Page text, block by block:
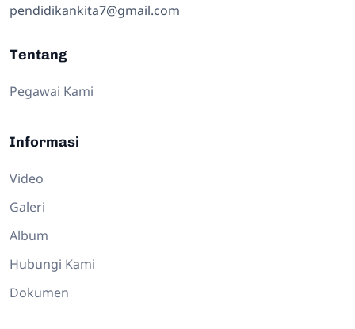
pendidikankita7@gmail.com
Tentang
Pegawai Kami
Informasi
Video
Galeri
Album
Hubungi Kami
Dokumen